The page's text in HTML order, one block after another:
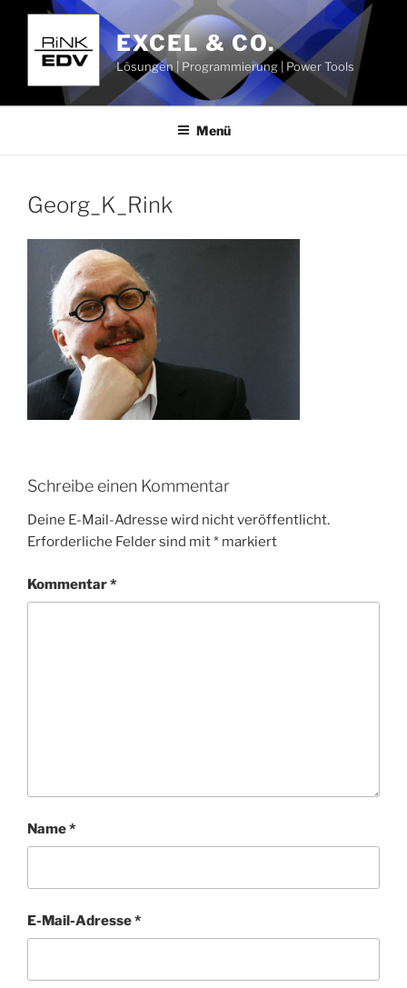
Zum
springen
EXCEL & CO.
Lösungen | Programmierung | Power Tools
Menü
Georg_K_Rink
Schreibe einen Kommentar
Deine E-Mail-Adresse wird nicht veröffentlicht.
Erforderliche Felder sind mit* markiert
Kommentar*
Name*
E-Mail-Adresse*